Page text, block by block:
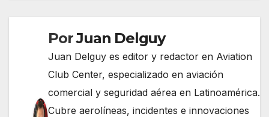
PorJuan Delguy
Juan Delguy es editor y redactor en Aviation
Club Center, especializado en aviación
comercial y seguridad aérea en Latinoamérica.
Cubre aerolíneas, incidentes e innovaciones